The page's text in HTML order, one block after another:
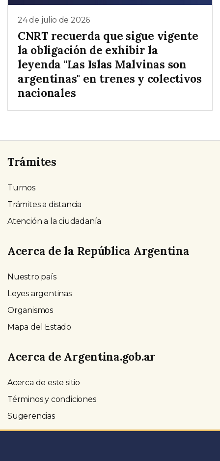
24 de julio de 2026
CNRT recuerda que sigue vigente
la obligación de exhibir la
leyenda "Las Islas Malvinas son
argentinas" en trenes y colectivos
nacionales
Trámites
Turnos
Trámites a distancia
Atención a la ciudadanía
Acerca de la República Argentina
Nuestro país
Leyes argentinas
Organismos
Mapa del Estado
Acerca de Argentina.gob.ar
Acerca de este sitio
Términos y condiciones
Sugerencias